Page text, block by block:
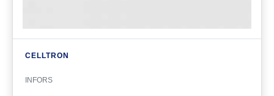
CELLTRON
INFORS